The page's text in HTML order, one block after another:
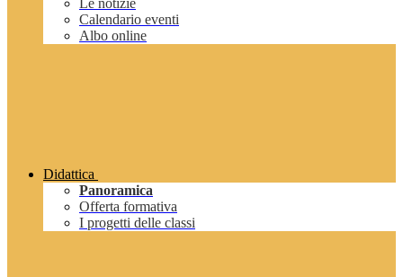
Le notizie
Calendario eventi
Albo online
Didattica
Panoramica
Offerta formativa
I progetti delle classi